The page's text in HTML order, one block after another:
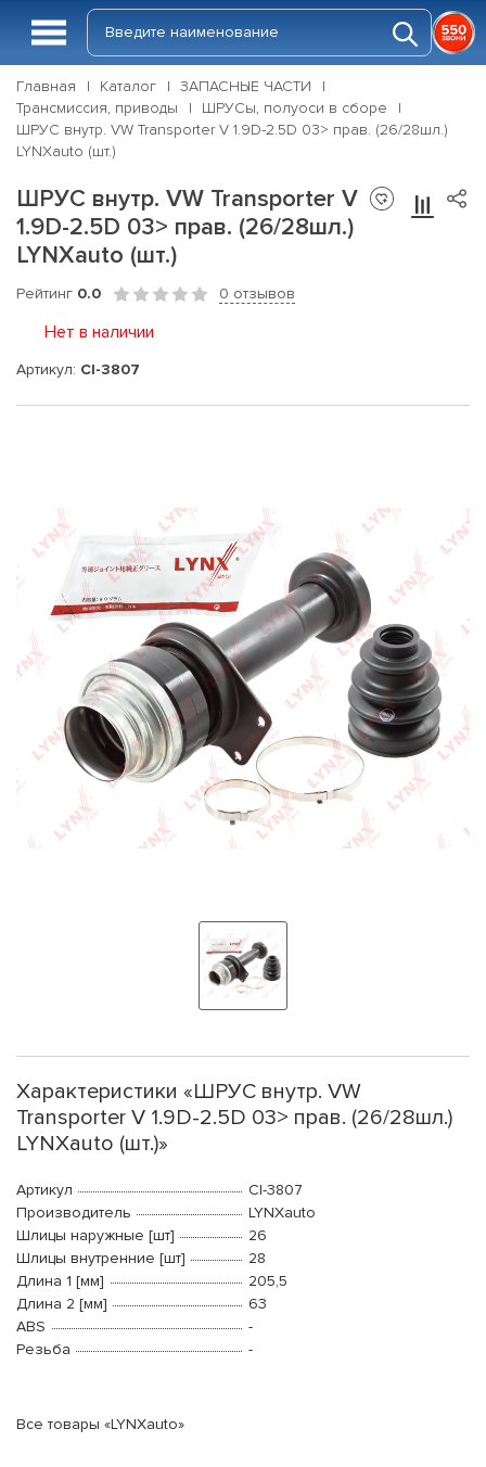
Главная Каталог
ЗАПАСНЫЕ ЧАСТИ
Трансмиссия, приводы
ШРУСы, полуоси в сборе
ШРУС внутр. VW Transporter V 1.9D-2.5D 03> прав. (26/28шл.)
LYNXauto (шт.)
ШРУС внутр. VW Transporter V
1.9D-2.5D 03> прав. (26/28шл.)
LYNXauto (шт.)
Рейтинг 0.0 0 отзывов
Нет в наличии
Артикул: CI-3807
Характеристики «ШРУС внутр. VW
Transporter V 1.9D-2.5D 03> прав. (26/28шл.)
LYNXauto (шт.)»
Артикул
CI-3807
Производитель
LYNXauto
Шлицы наружные [шт]
26
Шлицы внутренние [шт]
28
Длина 1 [мм]
205,5
Длина 2 [мм]
63
ABS
-
Резьба
-
Все товары «LYNXauto»